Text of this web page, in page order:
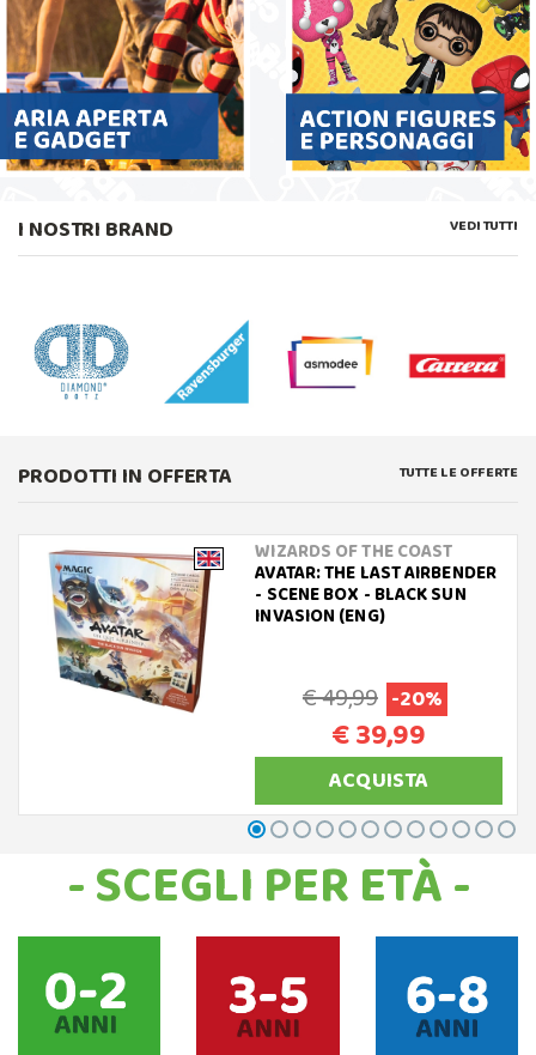
I NOSTRI BRAND VEDI TUTTI
PRODOTTI IN OFFERTA TUTTE LE OFFERTE
WIZARDS OF THE COAST
AVATAR: THE LAST AIRBENDER
- SCENE BOX - BLACK SUN
INVASION (ENG)
€ 49,99 -20%
€ 39,99
ACQUISTA
- SCEGLI PER ETÀ -